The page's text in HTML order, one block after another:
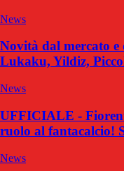
News
Novità dal mercato
Lukaku, Yildiz,
News
UFFICIALE -
ruolo al fantacalcio!
News